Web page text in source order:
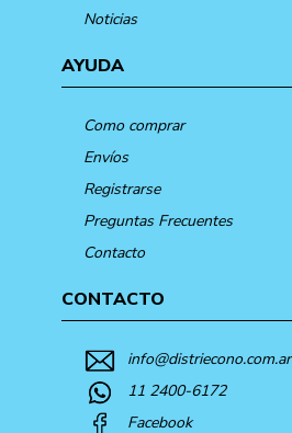
Noticias
AYUDA
Como comprar
Envíos
Registrarse
Preguntas Frecuentes
Contacto
CONTACTO
info@distriecono.com.ar
11 2400-6172
Facebook